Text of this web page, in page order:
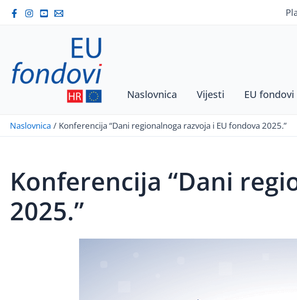
Skip
Naslovnica Vijesti EU fondovi
Naslovnica Konferencija “Dani regionalnoga razvoja i EU fondova 2025.”
Konferencija “Dani
2025.”